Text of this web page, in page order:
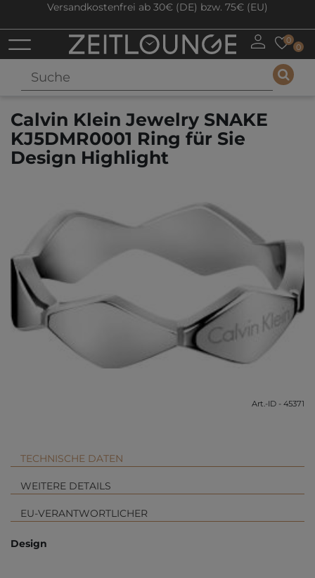
Versandkostenfrei ab 30€ (DE) bzw. 75€ (EU)
0
0
Calvin Klein Jewelry SNAKE
KJ5DMR0001 Ring für Sie
Design Highlight
Art.-ID - 45371
TECHNISCHE DATEN
WEITERE DETAILS
EU-VERANTWORTLICHER
Design